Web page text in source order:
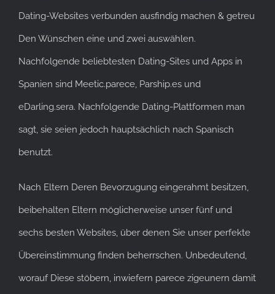
Dating-Websites verbunden ausfindig machen & getreu
Den Wünschen eine und zwei auswählen.
Nachfolgende beliebtesten Dating-Sites und Apps in
Spanien sind Meetic.parece, Parship.es und
eDarling.sera. Nachfolgende Dating-Plattformen man
sagt, sie seien jedoch hauptsächlich nach Spanisch
benutzt.
Nach Eltern Deren Bevorzugung eingerahmt besitzen,
beibehalten Eltern möglicherweise unser fünf und
sechs besten Websites, über denen Sie unser perfekte
Übereinstimmung finden beherrschen. Unbedeutend,
worauf Diese stöbern, inwiefern parece zigeunern damit